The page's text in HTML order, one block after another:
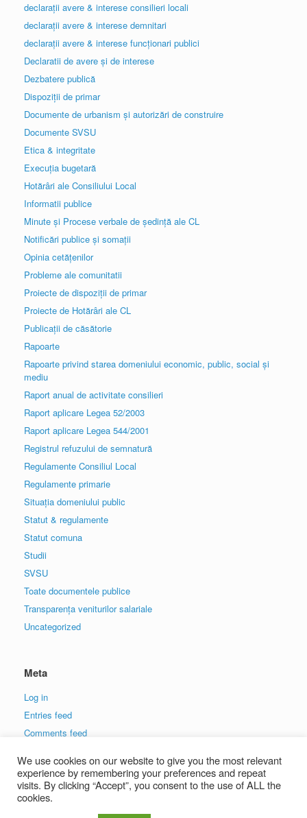
declarații avere & interese consilieri locali
declarații avere & interese demnitari
declarații avere & interese funcționari publici
Declaratii de avere și de interese
Dezbatere publică
Dispoziții de primar
Documente de urbanism și autorizări de construire
Documente SVSU
Etica & integritate
Execuția bugetară
Hotărâri ale Consiliului Local
Informatii publice
Minute și Procese verbale de ședință ale CL
Notificări publice și somații
Opinia cetățenilor
Probleme ale comunitatii
Proiecte de dispoziții de primar
Proiecte de Hotărâri ale CL
Publicații de căsătorie
Rapoarte
Rapoarte privind starea domeniului economic, public, social și
mediu
Raport anual de activitate consilieri
Raport aplicare Legea 52/2003
Raport aplicare Legea 544/2001
Registrul refuzului de semnatură
Regulamente Consiliul Local
Regulamente primarie
Situația domeniului public
Statut & regulamente
Statut comuna
Studii
SVSU
Toate documentele publice
Transparența veniturilor salariale
Uncategorized
Meta
Log in
Entries feed
Comments feed
We use cookies on our website to give you the most relevant
experience by remembering your preferences and repeat
visits. By clicking “Accept”, you consent to the use of ALL the
cookies.